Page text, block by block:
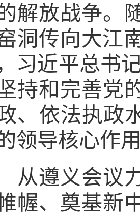
解放战争。
洞传向大江
习近平总书
持和完善党
、依法执政
领导核心作
遵义会议力
幄、奠基新